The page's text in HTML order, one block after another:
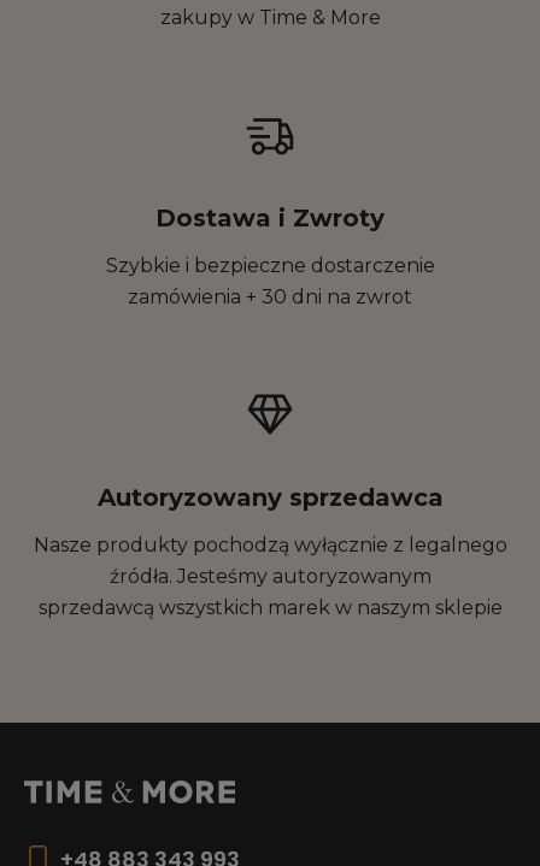
zakupy w Time & More
Dostawa i Zwroty
Szybkie i bezpieczne dostarczenie
zamówienia + 30 dni na zwrot
Autoryzowany sprzedawca
Nasze produkty pochodzą wyłącznie z legalnego
źródła. Jesteśmy autoryzowanym
sprzedawcą wszystkich marek w naszym sklepie
+48 883 343 993